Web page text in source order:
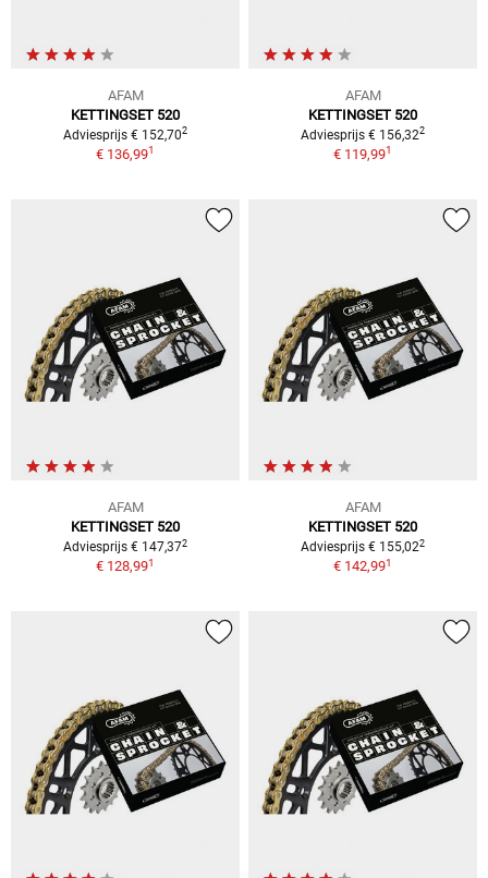
AFAM
KETTINGSET 520
Adviesprijs € 152,702
€ 136,991
AFAM
KETTINGSET 520
Adviesprijs € 156,322
€ 119,991
AFAM
KETTINGSET 520
Adviesprijs € 147,372
€ 128,991
AFAM
KETTINGSET 520
Adviesprijs € 155,022
€ 142,991